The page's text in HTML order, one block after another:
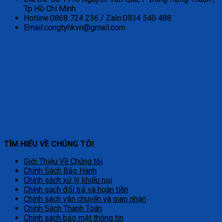
Tp Hồ Chí Minh
Hotline:0868 724 236 / Zalo:0934 540 488
Email:congtyhkvn@gmail.com
TÌM HIỂU VỀ CHÚNG TÔI
Giới Thiệu Về Chúng tôi
Chính Sách Bảo Hành
Chính sách xử lý khiếu nại
Chính sách đổi trả và hoàn tiền
Chính sách vận chuyển và giao nhận
Chính Sách Thanh Toán
Chính sách bảo mật thông tin